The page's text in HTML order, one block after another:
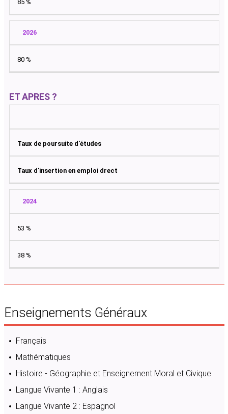
85 %
2026
80 %
ET APRES ?
Taux de poursuite d'études
Taux d'insertion en emploi drect
2024
53 %
38 %
Enseignements Généraux
Français
Mathématiques
Histoire - Géographie et Enseignement Moral et Civique
Langue Vivante 1 : Anglais
Langue Vivante 2 : Espagnol